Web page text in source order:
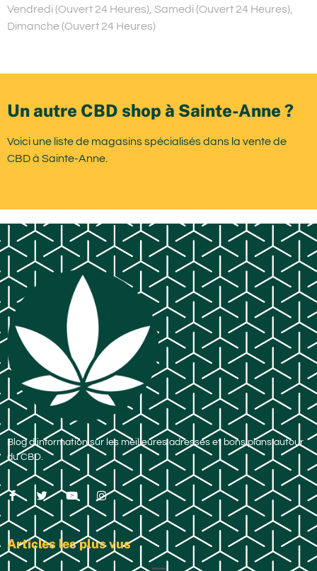
Vendredi (Ouvert 24 Heures), Samedi (Ouvert 24 Heures),
Dimanche (Ouvert 24 Heures)
Un autre CBD shop à Sainte-Anne ?
Voici une liste de magasins spécialisés dans la vente de
CBD à Sainte-Anne.
Blog d’information sur les meilleures adresses et bons plans autour
du CBD.
Articles les plus vus